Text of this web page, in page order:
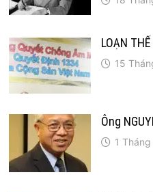
LOẠN
15
Ông
1